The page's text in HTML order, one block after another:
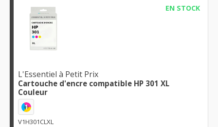
EN STOCK
L'Essentiel à Petit Prix
Cartouche d'encre compatible HP 301 XL
Couleur
1
V1H301CLXL